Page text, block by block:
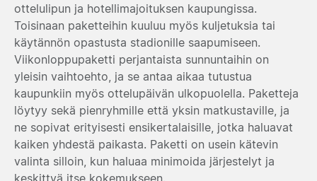
ottelulipun ja hotellimajoituksen kaupungissa.
Toisinaan paketteihin kuuluu myös kuljetuksia tai
käytännön opastusta stadionille saapumiseen.
Viikonloppupaketti perjantaista sunnuntaihin on
yleisin vaihtoehto, ja se antaa aikaa tutustua
kaupunkiin myös ottelupäivän ulkopuolella. Paketteja
löytyy sekä pienryhmille että yksin matkustaville, ja
ne sopivat erityisesti ensikertalaisille, jotka haluavat
kaiken yhdestä paikasta. Paketti on usein kätevin
valinta silloin, kun haluaa minimoida järjestelyt ja
keskittyä itse kokemukseen.